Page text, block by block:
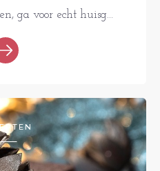
ga voor echt huisg...